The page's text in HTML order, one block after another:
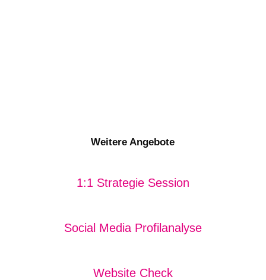
Weitere Angebote
1:1 Strategie Session
Social Media Profilanalyse
Website Check